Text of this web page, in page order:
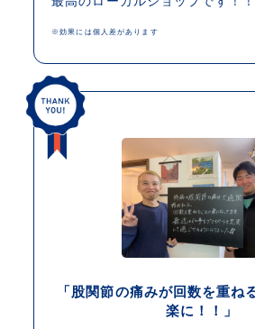
※効果には個人差があります
「股関節の痛みが回数を重ね
楽に！！」